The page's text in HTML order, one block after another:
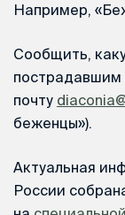
Например,
Сообщить,
почту
беженцы»).
Актуальная
России